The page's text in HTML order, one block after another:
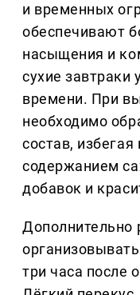
и временных
обеспечивают
насыщения и
сухие завтраки
времени. При
необходимо
состав,
содержанием
добавок и
Дополнительно
три часа после